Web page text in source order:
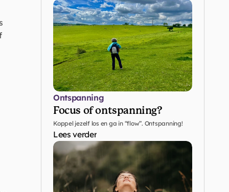
Ontspanning
Focus of ontspanning?
Koppel jezelf los en ga in “flow”. Ontspanning!
Lees verder